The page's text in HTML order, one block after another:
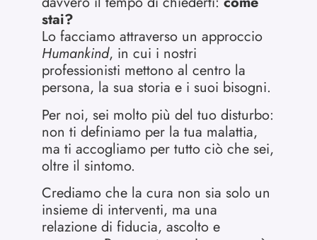
stai?
Lo facciamo attraverso un approccio
Humankind, in cui i nostri
professionisti mettono al centro la
persona, la sua storia e i suoi bisogni.
Per noi, sei molto più del tuo disturbo:
non ti definiamo per la tua malattia,
ma ti accogliamo per tutto ciò che sei,
oltre il sintomo.
Crediamo che la cura non sia solo un
insieme di interventi, ma una
relazione di fiducia, ascolto e